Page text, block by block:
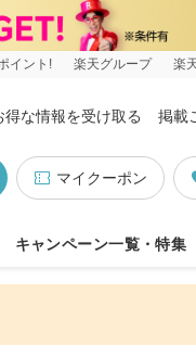
イント! 楽天グループ 楽
得な情報を受け取る 掲載
マイクーポン
キャンペーン一覧・特集